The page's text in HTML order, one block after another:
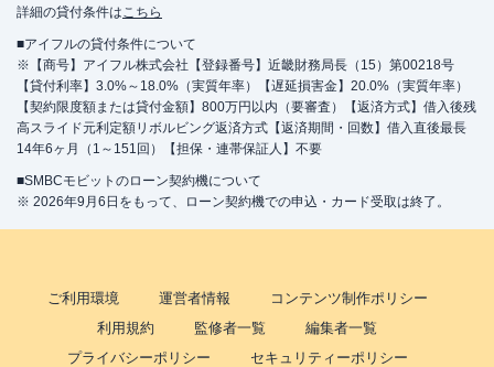
詳細の貸付条件はこちら
■アイフルの貸付条件について
※【商号】アイフル株式会社【登録番号】近畿財務局長（15）第00218号
【貸付利率】3.0%～18.0%（実質年率）【遅延損害金】20.0%（実質年率）
【契約限度額または貸付金額】800万円以内（要審査）【返済方式】借入後残
高スライド元利定額リボルビング返済方式【返済期間・回数】借入直後最長
14年6ヶ月（1～151回）【担保・連帯保証人】不要
■SMBCモビットのローン契約機について
※ 2026年9月6日をもって、ローン契約機での申込・カード受取は終了。
ご利用環境 運営者情報
コンテンツ制作ポリシー
利用規約
監修者一覧
編集者一覧
プライバシーポリシー
セキュリティーポリシー